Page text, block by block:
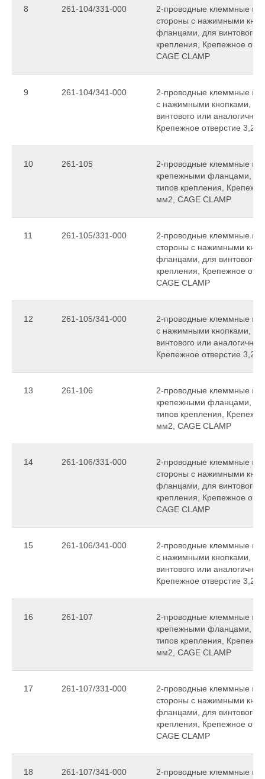
8 261-104/331-000
2-проводные клеммные
стороны с нажимными
фланцами, для винтового
крепления, Крепежное
CAGE CLAMP
9 261-104/341-000
2-проводные клеммные
с нажимными кнопками, с
винтового или
Крепежное отверстие 3,2
10 261-105
2-проводные клеммные
крепежными фланцами,
типов крепления,
мм2, CAGE CLAMP
11 261-105/331-000
2-проводные клеммные
стороны с нажимными
фланцами, для винтового
крепления, Крепежное
CAGE CLAMP
12 261-105/341-000
2-проводные клеммные
с нажимными кнопками, с
винтового или
Крепежное отверстие 3,2
13 261-106
2-проводные клеммные
крепежными фланцами,
типов крепления,
мм2, CAGE CLAMP
14 261-106/331-000
2-проводные клеммные
стороны с нажимными
фланцами, для винтового
крепления, Крепежное
CAGE CLAMP
15 261-106/341-000
2-проводные клеммные
с нажимными кнопками, с
винтового или
Крепежное отверстие 3,2
16 261-107
2-проводные клеммные
крепежными фланцами,
типов крепления,
мм2, CAGE CLAMP
17 261-107/331-000
2-проводные клеммные
стороны с нажимными
фланцами, для винтового
крепления, Крепежное
CAGE CLAMP
18 261-107/341-000
2-проводные клеммные